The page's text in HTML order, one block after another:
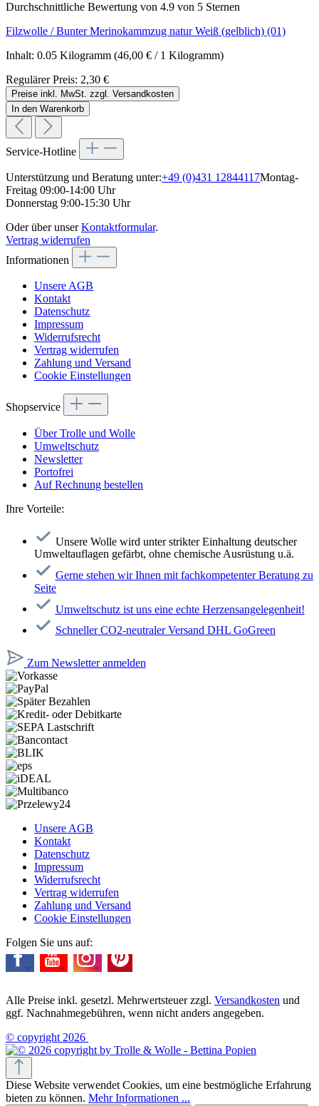
Durchschnittliche Bewertung von 4.9 von 5 Sternen
Filzwolle / Bunter Merinokammzug natur Weiß (gelblich) (01)
Inhalt: 0.05 Kilogramm (46,00 € / 1 Kilogramm)
Regulärer Preis: 2,30 €
Preise inkl. MwSt. zzgl. Versandkosten
In den Warenkorb
Service-Hotline
Unterstützung und Beratung unter:+49 (0)431 12844117Montag-
Freitag 09:00-14:00 Uhr
Donnerstag 9:00-15:30 Uhr
Oder über unserKontaktformular.
Vertrag widerrufen
Informationen
Unsere AGB
Kontakt
Datenschutz
Impressum
Widerrufsrecht
Vertrag widerrufen
Zahlung und Versand
Cookie Einstellungen
Shopservice
Über Trolle und Wolle
Umweltschutz
Newsletter
Portofrei
Auf Rechnung bestellen
Ihre Vorteile:
Unsere Wolle wird unter strikter Einhaltung deutscher
Umweltauflagen gefärbt, ohne chemische Ausrüstung u.ä.
Gerne stehen wir Ihnen mit fachkompetenter Beratung zu
Seite
Umweltschutz ist uns eine echte Herzensangelegenheit!
Schneller CO2-neutraler Versand DHL GoGreen
Zum Newsletter anmelden
Unsere AGB
Kontakt
Datenschutz
Impressum
Widerrufsrecht
Vertrag widerrufen
Zahlung und Versand
Cookie Einstellungen
Folgen Sie uns auf:
Alle Preise inkl. gesetzl. Mehrwertsteuer zzgl. Versandkosten und
ggf. Nachnahmegebühren, wenn nicht anders angegeben.
© copyright 2026
Diese Website verwendet Cookies, um eine bestmögliche Erfahrung
bieten zu können. Mehr Informationen ...